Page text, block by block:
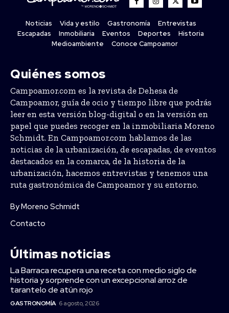
Noticias Vida y estilo Gastronomía
Entrevistas
Escapadas
Inmobiliaria Eventos Deportes
Historia
Medioambiente
Conoce Campoamor
Quiénes somos
Campoamor.com es la revista de Dehesa de
Campoamor, guía de ocio y tiempo libre que podrás
leer en esta versión blog-digital o en la versión en
papel que puedes recoger en la inmobiliaria Moreno
Schmidt. En Campoamor.com hablamos de las
noticias de la urbanización, de escapadas, de eventos
destacados en la comarca, de la historia de la
urbanización, hacemos entrevistas y tenemos una
ruta gastronómica de Campoamor y su entorno.
By Moreno Schmidt
Contacto
Últimas noticias
La Barraca recupera una receta con medio siglo de
historia y sorprende con un excepcional arroz de
tarantelo de atún rojo
GASTRONOMÍA 6 agosto, 2026